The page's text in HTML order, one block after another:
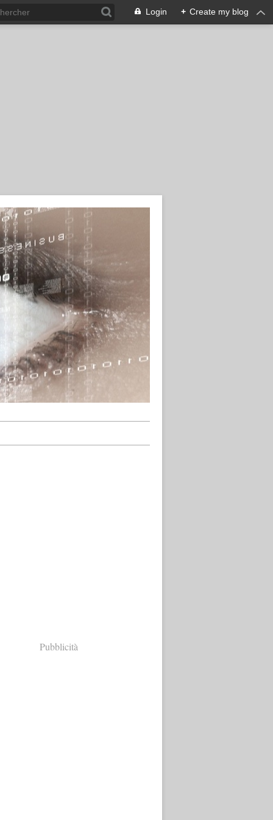
Login + Create my blog
Pubblicità